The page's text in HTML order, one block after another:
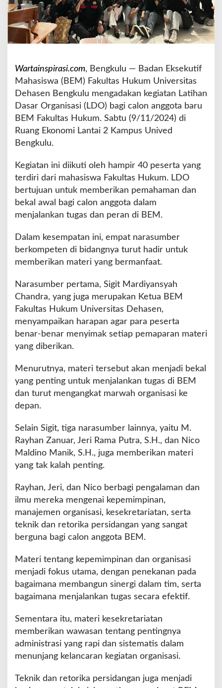
i
v
r
t
a
s
D
e
h
s
B
e
g
k
u
u
e
l
L
O
u
n
C
a
l
n
g
g
B
a
r
u
Wartainspirasi.com, Bengkulu — Badan Eksekutif
Mahasiswa (BEM) Fakultas Hukum Universitas
Dehasen Bengkulu mengadakan kegiatan Latihan
Dasar Organisasi (LDO) bagi calon anggota baru
BEM Fakultas Hukum. Sabtu (9/11/2024) di
Ruang Ekonomi Lantai 2 Kampus Unived
Bengkulu.
Kegiatan ini diikuti oleh hampir 40 peserta yang
terdiri dari mahasiswa Fakultas Hukum. LDO
bertujuan untuk memberikan pemahaman dan
bekal awal bagi calon anggota dalam
menjalankan tugas dan peran di BEM.
Dalam kesempatan ini, empat narasumber
berkompeten di bidangnya turut hadir untuk
memberikan materi yang bermanfaat.
Narasumber pertama, Sigit Mardiyansyah
Chandra, yang juga merupakan Ketua BEM
Fakultas Hukum Universitas Dehasen,
menyampaikan harapan agar para peserta
benar-benar menyimak setiap pemaparan materi
yang diberikan.
Menurutnya, materi tersebut akan menjadi bekal
yang penting untuk menjalankan tugas di BEM
dan turut mengangkat marwah organisasi ke
depan.
Selain Sigit, tiga narasumber lainnya, yaitu M.
Rayhan Zanuar, Jeri Rama Putra, S.H., dan Nico
Maldino Manik, S.H., juga memberikan materi
yang tak kalah penting.
Rayhan, Jeri, dan Nico berbagi pengalaman dan
ilmu mereka mengenai kepemimpinan,
manajemen organisasi, kesekretariatan, serta
teknik dan retorika persidangan yang sangat
berguna bagi calon anggota BEM.
Materi tentang kepemimpinan dan organisasi
menjadi fokus utama, dengan penekanan pada
bagaimana membangun sinergi dalam tim, serta
bagaimana menjalankan tugas secara efektif.
Sementara itu, materi kesekretariatan
memberikan wawasan tentang pentingnya
administrasi yang rapi dan sistematis dalam
menunjang kelancaran kegiatan organisasi.
Teknik dan retorika persidangan juga menjadi